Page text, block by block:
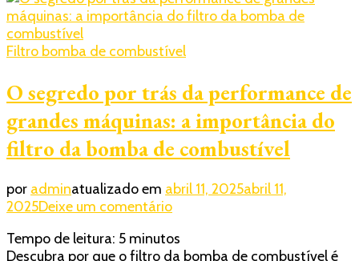
Filtro bomba de combustível
O segredo por trás da performance de
grandes máquinas: a importância do
filtro da bomba de combustível
por adminatualizado em abril 11, 2025abril 11,
2025Deixe um comentárioem
segredo
Tempo de leitura: 5 minutos
Descubra por que o filtro da bomba de combustível é